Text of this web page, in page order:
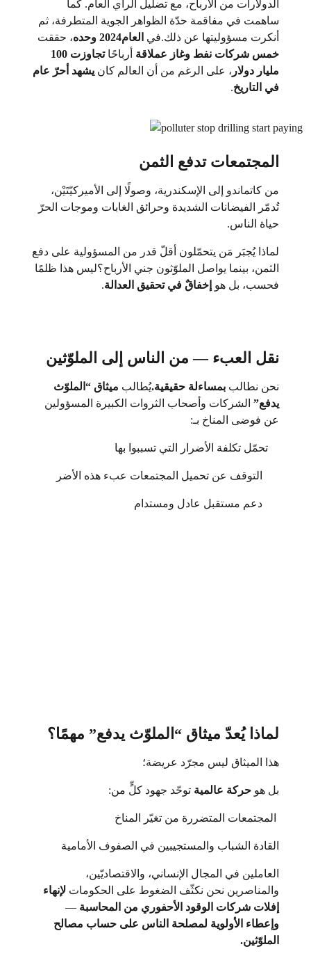
الدولارات من الأرباح، مع تضليل الرأي العام. كما
ساهمت في مفاقمة حدّة الظواهر الجوية المتطرفة، ثم
أنكرت مسؤوليتها عن ذلك.في العام2024 وحده
، حققت
خمس شركات نفط وغاز عملاقة أرباحًا
تجاوزت 100
مليار دولار ، على الرغم من أن العالم كان يشهد أحرّ عام
في التاريخ.
المجتمعات تدفع الثمن
من كاتماندو إلى الإسكندرية، وصولًا إلى الأميركيّتَيْن،
تُدمّر الفيضانات الشديدة وحرائق الغابات وموجات الحرّ
حياة الناس.
لماذا يُجبَر مَن يتحمّلون أقلّ قدر من المسؤولية على دفع
الثمن، بينما يواصل الملوّثون جني الأرباح؟ليس هذا ظلمًا
فحسب، بل هو إخفاقٌ في تحقيق العدالة.
نقل العبء — من الناس إلى الملوّثين
نحن نطالب بمساءلة حقيقية.يُطالب ميثاق “الملوّث
يدفع”الشركات وأصحاب الثروات الكبيرة المسؤولين
عن فوضى المناخ بـ:
تحمّل تكلفة الأضرار التي تسببوا بها
التوقف عن تحميل المجتمعات عبء هذه الأضر
دعم مستقبل عادل ومستدام
لماذا يُعدّ ميثاق “الملوّث يدفع” مهمًا؟
هذا الميثاق ليس مجرّد عريضة؛
بل هو حركة عالمية توحّد جهود كلٍّ من:
المجتمعات المتضررة من تغيّر المناخ
القادة الشباب والمستجيبين في الصفوف الأمامية
العاملين في المجال الإنساني، والاقتصاديّين،
والمناصرين نحن نكثّف الضغوط على الحكومات لإنهاء
إفلات شركات الوقود الأحفوري من المحاسبة —
وإعطاء الأولوية لمصلحة الناس على حساب مصالح
الملوّثين.